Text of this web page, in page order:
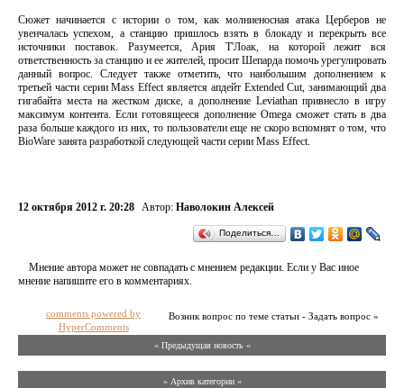
Сюжет начинается с истории о том, как молниеносная атака Церберов не
увенчалась успехом, а станцию пришлось взять в блокаду и перекрыть все
источники поставок. Разумеется, Ария Т'Лоак, на которой лежит вся
ответственность за станцию и ее жителей, просит Шепарда помочь урегулировать
данный вопрос. Следует также отметить, что наибольшим дополнением к
третьей части серии Mass Effect является апдейт Extended Cut, занимающий два
гигабайта места на жестком диске, а дополнение Leviathan привнесло в игру
максимум контента. Если готовящееся дополнение Omega сможет стать в два
раза больше каждого из них, то пользователи еще не скоро вспомнят о том, что
BioWare занята разработкой следующей части серии Mass Effect.
12 октября 2012 г. 20:28 Автор: Наволокин Алексей
Поделиться…
Мнение автора может не совпадать с мнением редакции. Если у Вас иное
мнение напишите его в комментариях.
Возник вопрос по теме статьи - Задать вопрос »
comments powered by
HyperComments
« Предыдущая новость «
» Архив категории «